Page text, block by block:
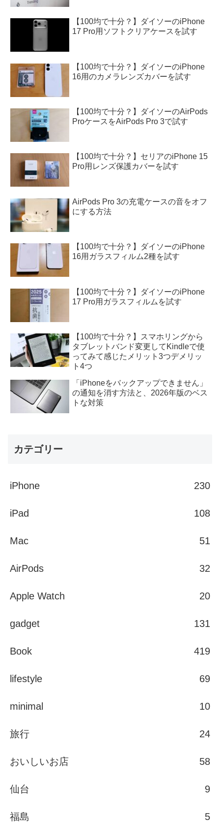
【100均で十分？】ダイソーのiPhone
17 Pro用ソフトクリアケースを試す
【100均で十分？】ダイソーのiPhone
16用のカメラレンズカバーを試す
【100均で十分？】ダイソーのAirPods
ProケースをAirPods Pro 3で試す
【100均で十分？】セリアのiPhone 15
Pro用レンズ保護カバーを試す
AirPods Pro 3の充電ケースの音をオフ
にする方法
【100均で十分？】ダイソーのiPhone
16用ガラスフィルム2種を試す
【100均で十分？】ダイソーのiPhone
17 Pro用ガラスフィルムを試す
【100均で十分？】スマホリングから
タブレットバンド変更してKindleで使
ってみて感じたメリット3つデメリッ
ト4つ
「iPhoneをバックアップできません」
の通知を消す方法と、2026年版のベス
トな対策
カテゴリー
iPhone 230
iPad 108
Mac 51
AirPods 32
Apple Watch 20
gadget 131
Book 419
lifestyle 69
minimal 10
旅行 24
おいしいお店 58
仙台 9
福島 5